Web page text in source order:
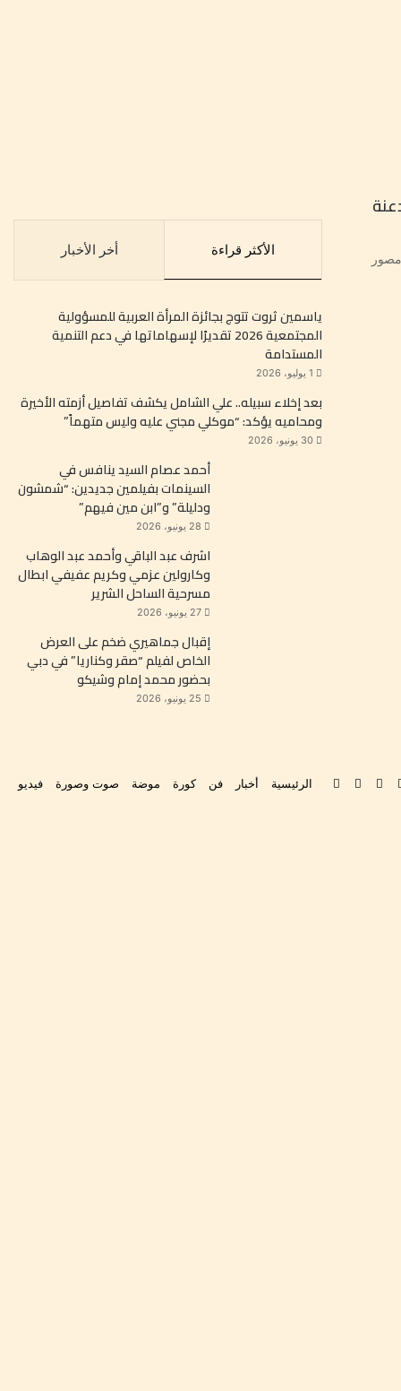
الأكثر قراءة أخر الأخبار
ياسمين ثروت تتوج بجائزة المرأة العربية للمسؤولية
المجتمعية 2026 تقديرًا لإسهاماتها في دعم التنمية
المستدامة
1 يوليو، 2026
بعد إخلاء سبيله.. علي الشامل يكشف تفاصيل أزمته الأخيرة
ومحاميه يؤكد: “موكلي مجني عليه وليس متهماً”
30 يونيو، 2026
أحمد عصام السيد ينافس في
السينمات بفيلمين جديدين: “شمشون
ودليلة” و”ابن مين فيهم”
28 يونيو، 2026
اشرف عبد الباقي وأحمد عبد الوهاب
وكارولين عزمي وكريم عفيفي ابطال
مسرحية الساحل الشرير
27 يونيو، 2026
إقبال جماهيري ضخم على العرض
الخاص لفيلم “صقر وكناريا” في دبي
بحضور محمد إمام وشيكو
25 يونيو، 2026
الرئيسية أخبار فن كورة موضة صوت وصورة فيديو ‫YouTubeانستقرام
‫TikTokتواصل